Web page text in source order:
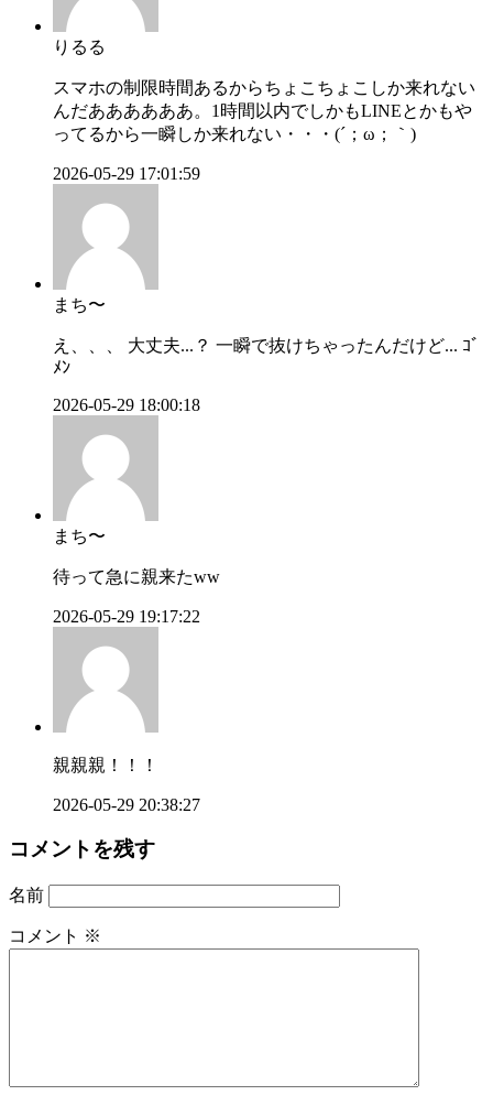
りるる
スマホの制限時間あるからちょこちょこしか来れない
んだああああああ。1時間以内でしかもLINEとかもや
ってるから一瞬しか来れない・・・(´；ω；｀)
2026-05-29 17:01:59
まち〜
え、、、 大丈夫...？ 一瞬で抜けちゃったんだけど... ｺﾞ
ﾒﾝ
2026-05-29 18:00:18
まち〜
待って急に親来たww
2026-05-29 19:17:22
親親親！！！
2026-05-29 20:38:27
コメントを残す
名前
コメント ※